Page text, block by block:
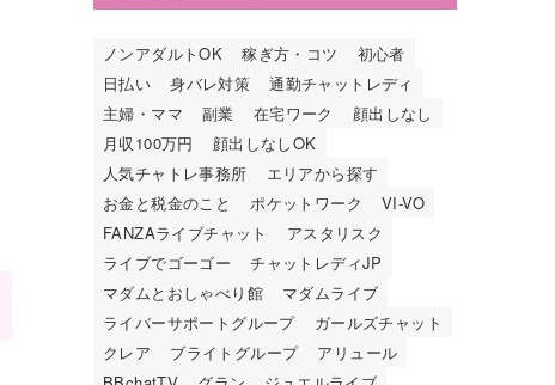
ノンアダルトOK 稼ぎ方・コツ
初心者
日払い
身バレ対策
通勤チャットレディ
主婦・ママ
副業 在宅ワーク
顔出しなし
月収100万円
顔出しなしOK
人気チャトレ事務所
エリアから探す
お金と税金のこと
ポケットワーク
VI-VO
FANZAライブチャット
アスタリスク
ライブでゴーゴー
チャットレディJP
マダムとおしゃべり館
マダムライブ
ライバーサポートグループ
ガールズチャット
クレア
ブライトグループ
アリュール